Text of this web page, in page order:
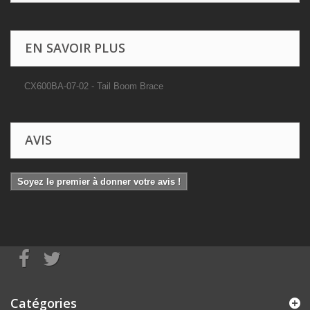
EN SAVOIR PLUS
CX600BA-07-02 - Tail Boom Brace
AVIS
Soyez le premier à donner votre avis !
Catégories